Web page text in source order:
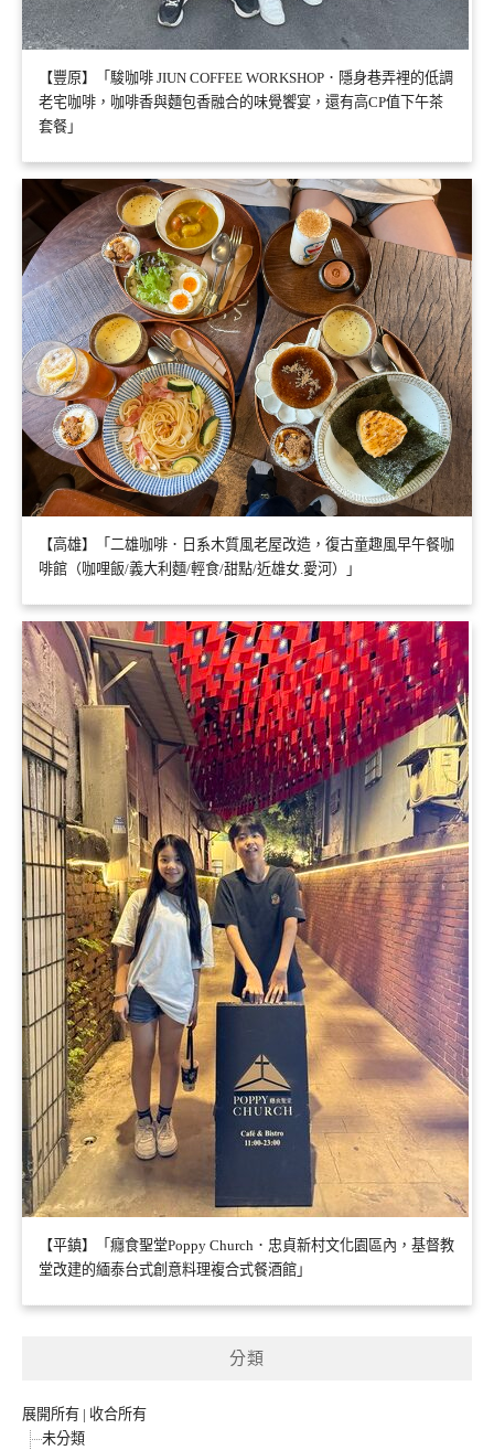
【豐原】「駿咖啡 JIUN COFFEE WORKSHOP．隱身巷弄裡的低調
老宅咖啡，咖啡香與麵包香融合的味覺饗宴，還有高CP值下午茶
套餐」
【高雄】「二雄咖啡．日系木質風老屋改造，復古童趣風早午餐咖
啡館（咖哩飯/義大利麵/輕食/甜點/近雄女.愛河）」
【平鎮】「癮食聖堂Poppy Church．忠貞新村文化園區內，基督教
堂改建的緬泰台式創意料理複合式餐酒館」
分類
展開所有 | 收合所有
未分類